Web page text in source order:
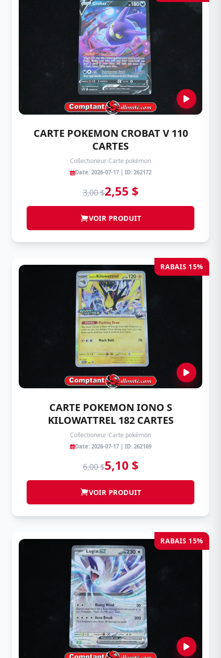
CARTE POKEMON CROBAT V 110
CARTES
Collectioneur/Carte pokémon
Date: 2026-07-17 | ID: 262172
3,00 $2,55 $
VOIR PRODUIT
RABAIS 15%
CARTE POKEMON IONO S
KILOWATTREL 182 CARTES
Collectioneur/Carte pokémon
Date: 2026-07-17 | ID: 262169
6,00 $5,10 $
VOIR PRODUIT
RABAIS 15%